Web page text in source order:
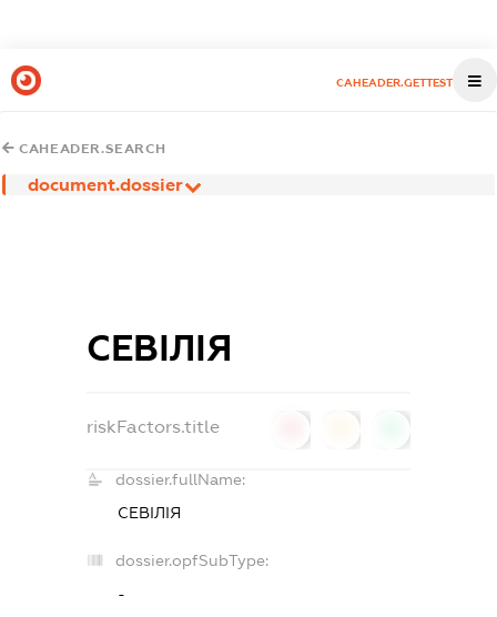
CAHEADER.GETTEST
CAHEADER.SEARCH
document.dossier
СЕВІЛІЯ
riskFactors.title
dossier.fullName:
СЕВІЛІЯ
dossier.opfSubType:
-